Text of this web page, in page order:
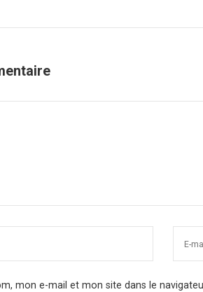
mon e-mail et mon site dans le